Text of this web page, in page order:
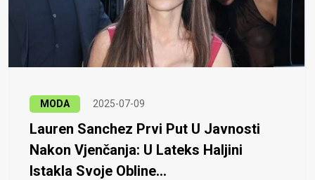
MODA 2025-07-09
Lauren Sanchez Prvi Put U Javnosti
Nakon Vjenčanja: U Lateks Haljini
Istakla Svoje Obline...